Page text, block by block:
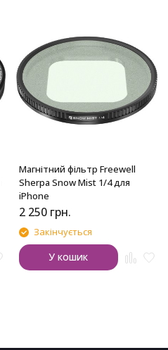
Магнітний фільтр Freewell
Sherpa Snow Mist 1/4 для
iPhone
2 250 грн.
Закінчується
У кошик